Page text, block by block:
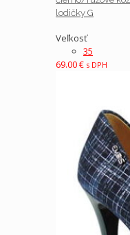
lodičky G
Veľkosť
35
69.00€ s DPH